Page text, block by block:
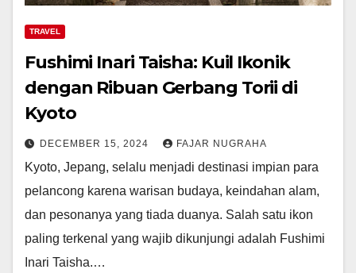
TRAVEL
Fushimi Inari Taisha: Kuil Ikonik
dengan Ribuan Gerbang Torii di
Kyoto
DECEMBER 15, 2024 FAJAR NUGRAHA
Kyoto, Jepang, selalu menjadi destinasi impian para
pelancong karena warisan budaya, keindahan alam,
dan pesonanya yang tiada duanya. Salah satu ikon
paling terkenal yang wajib dikunjungi adalah Fushimi
Inari Taisha.…